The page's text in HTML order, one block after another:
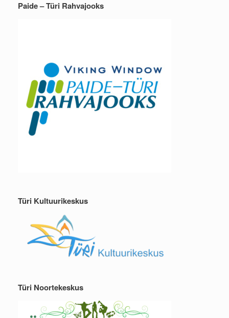
Paide – Türi Rahvajooks
Türi Kultuurikeskus
Türi Noortekeskus